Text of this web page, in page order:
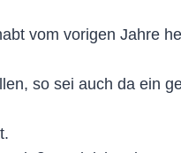
vom vorigen Jahre
so sei auch da ein